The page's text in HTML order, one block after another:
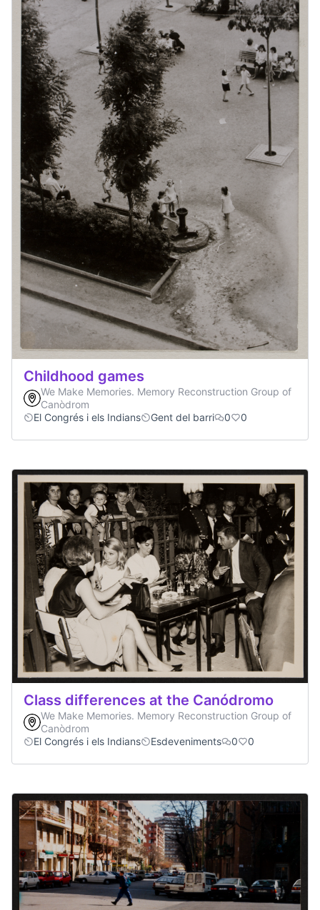
Childhood games
We Make Memories. Memory Reconstruction Group of
Canòdrom
El Congrés i els Indians
Gent del barri 0 0
Class differences at the Canódromo
We Make Memories. Memory Reconstruction Group of
Canòdrom
El Congrés i els Indians
Esdeveniments 0 0